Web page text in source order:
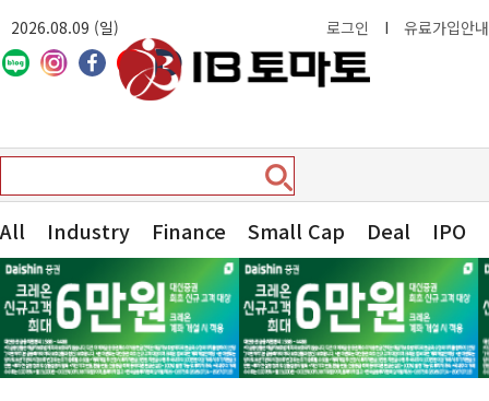
2026.08.09 (일) 로그인 I 유료가입안내
All Industry Finance Small Cap Deal IPO